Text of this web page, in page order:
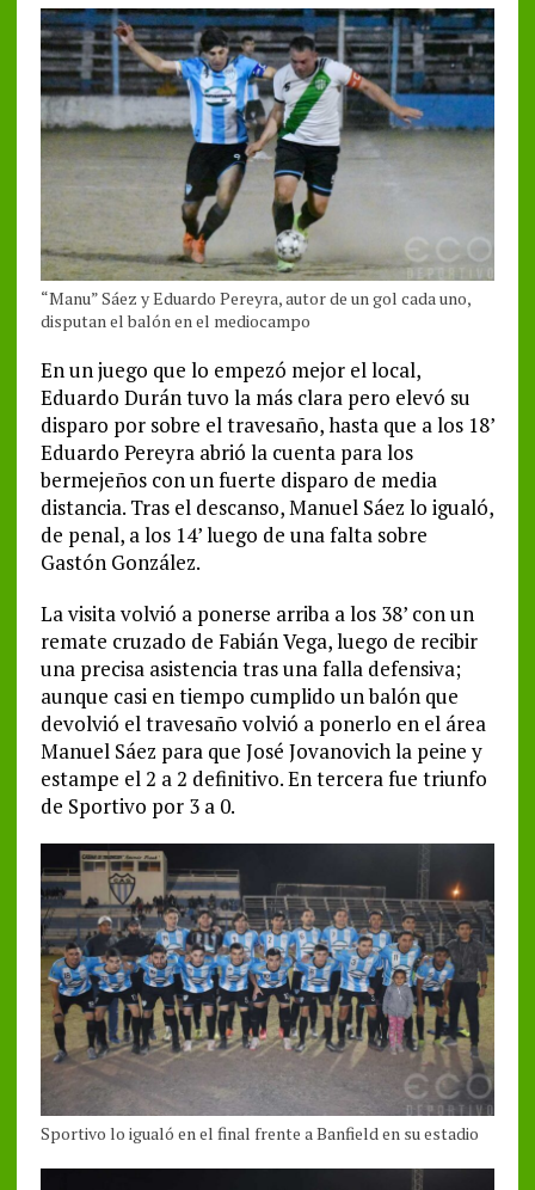
“Manu” Sáez y Eduardo Pereyra, autor de un gol cada uno,
disputan el balón en el mediocampo
En un juego que lo empezó mejor el local,
Eduardo Durán tuvo la más clara pero elevó su
disparo por sobre el travesaño, hasta que a los 18’
Eduardo Pereyra abrió la cuenta para los
bermejeños con un fuerte disparo de media
distancia. Tras el descanso, Manuel Sáez lo igualó,
de penal, a los 14’ luego de una falta sobre
Gastón González.
La visita volvió a ponerse arriba a los 38’ con un
remate cruzado de Fabián Vega, luego de recibir
una precisa asistencia tras una falla defensiva;
aunque casi en tiempo cumplido un balón que
devolvió el travesaño volvió a ponerlo en el área
Manuel Sáez para que José Jovanovich la peine y
estampe el 2 a 2 definitivo. En tercera fue triunfo
de Sportivo por 3 a 0.
Sportivo lo igualó en el final frente a Banfield en su estadio